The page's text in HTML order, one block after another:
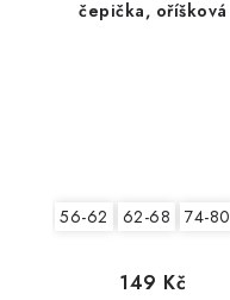
čepička, oříšková
56-62 62-68 74-80
149 Kč